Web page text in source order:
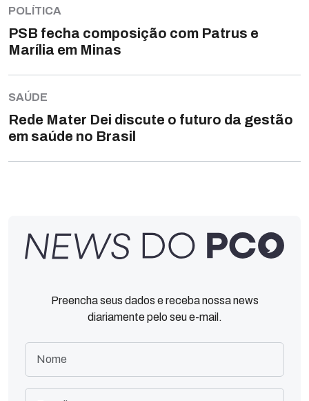
POLÍTICA
PSB fecha composição com Patrus e
Marília em Minas
SAÚDE
Rede Mater Dei discute o futuro da gestão
em saúde no Brasil
Preencha seus dados e receba nossa news
diariamente pelo seu e-mail.